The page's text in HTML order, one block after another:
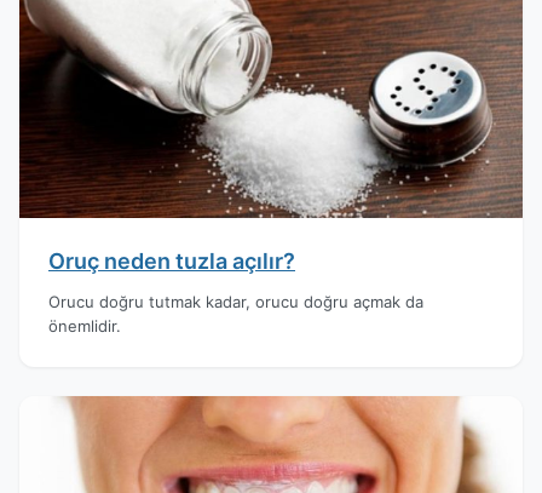
Oruç neden tuzla açılır?
Orucu doğru tutmak kadar, orucu doğru açmak da
önemlidir.